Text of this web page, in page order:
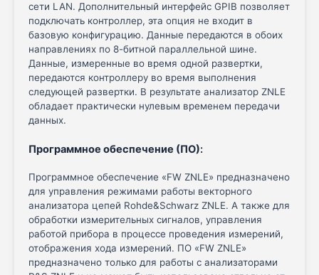
сети LAN. Дополнительный интерфейс GPIB позволяет
подключать контроллер, эта опция не входит в
базовую конфигурацию. Данные передаются в обоих
направлениях по 8-битной параллельной шине.
Данные, измеренные во время одной развертки,
передаются контроллеру во время выполнения
следующей развертки. В результате анализатор ZNLE
обладает практически нулевым временем передачи
данных.
Программное обеспечение (ПО):
Программное обеспечение «FW ZNLE» предназначено
для управления режимами работы векторного
анализатора цепей Rohde&Schwarz ZNLE. А также для
обработки измерительных сигналов, управления
работой прибора в процессе проведения измерений,
отображения хода измерений. ПО «FW ZNLE»
предназначено только для работы с анализаторами